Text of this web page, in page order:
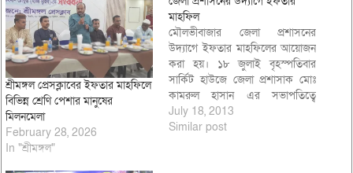
শ্রীমঙ্গল প্রেসক্লাবের ইফতার মাহফিলে
বিভিন্ন শ্রেণি পেশার মানুষের
মিলনমেলা
February 28, 2026
In "শ্রীমঙ্গল"
মাহফিল
মৌলভীবাজার জেলা প্রশাসনের
উদ্যাগে ইফতার মাহফিলের আয়োজন
করা হয়। ১৮ জুলাই বৃহস্পতিবার
সার্কিট হাউজে জেলা প্রশাসাক মোঃ
কামরুল হাসান এর সভাপতিত্বে
অনুষ্টিত ইফতার মাহফিলে প্রধান
অথিতি হিসাবে উপস্থিত ছিলেন চীপ
July 18, 2013
Similar post